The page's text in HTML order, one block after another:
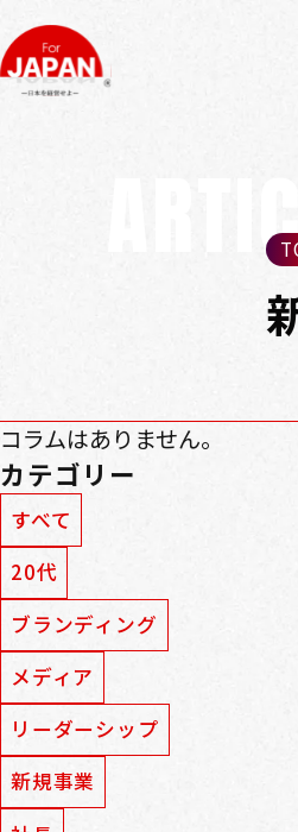
コラムはありません。
カテゴリー
すべて
20代
ブランディング
メディア
リーダーシップ
新規事業